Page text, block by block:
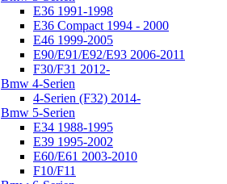
E36 1991-1998
E36 Compact 1994 - 2000
E46 1999-2005
E90/E91/E92/E93 2006-2011
F30/F31 2012-
Bmw 4-Serien
4-Serien (F32) 2014-
Bmw 5-Serien
E34 1988-1995
E39 1995-2002
E60/E61 2003-2010
F10/F11